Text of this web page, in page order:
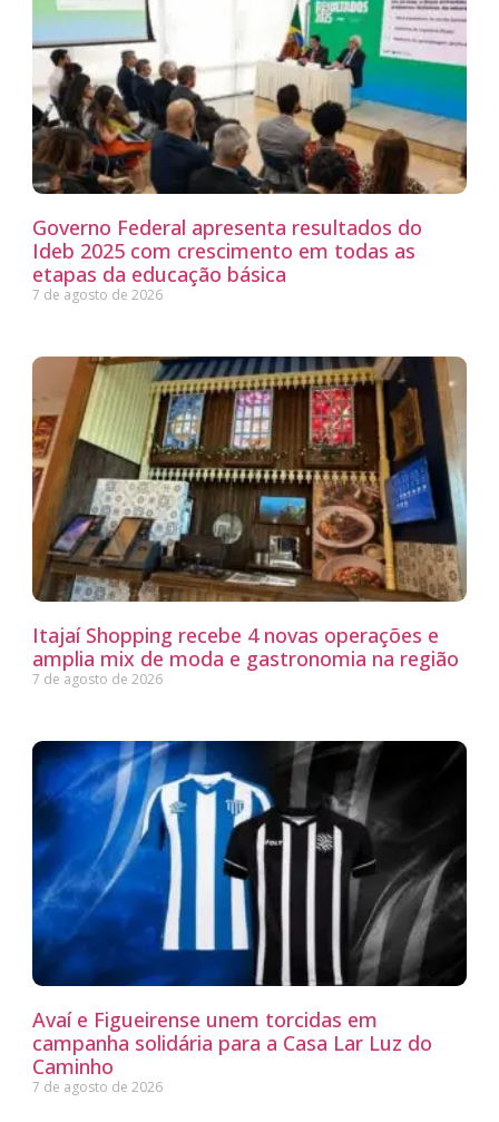
Governo Federal apresenta resultados do
Ideb 2025 com crescimento em todas as
etapas da educação básica
7 de agosto de 2026
Itajaí Shopping recebe 4 novas operações e
amplia mix de moda e gastronomia na região
7 de agosto de 2026
Avaí e Figueirense unem torcidas em
campanha solidária para a Casa Lar Luz do
Caminho
7 de agosto de 2026